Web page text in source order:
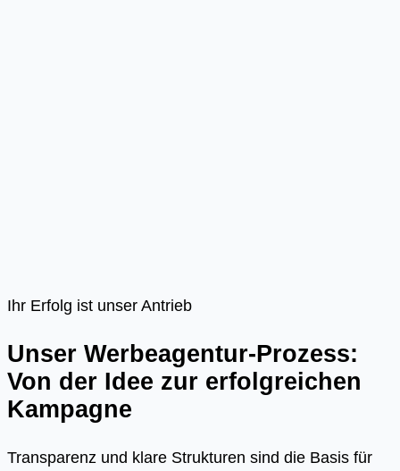
Ihr Erfolg ist unser Antrieb
Unser Werbeagentur-Prozess:
Von der Idee zur erfolgreichen
Kampagne
Transparenz und klare Strukturen sind die Basis für